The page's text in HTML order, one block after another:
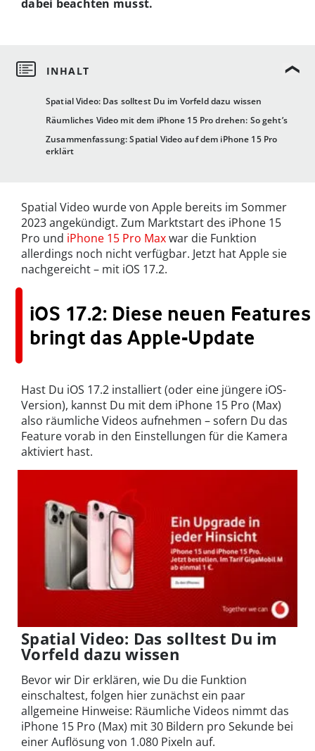
Spatial Video: Das solltest Du im Vorfeld dazu wissen
Räumliches Video mit dem iPhone 15 Pro drehen: So geht’s
Zusammenfassung: Spatial Video auf dem iPhone 15 Pro
erklärt
dabei beachten musst.
Spatial Video wurde von Apple bereits im Sommer
2023 angekündigt. Zum Marktstart des iPhone 15
Pro und iPhone 15 Pro Maxwar die Funktion
allerdings noch nicht verfügbar. Jetzt hat Apple sie
nachgereicht – mit iOS 17.2.
iOS 17.2: Diese neuen Features
bringt das Apple-Update
Hast Du iOS 17.2 installiert (oder eine jüngere iOS-
Version), kannst Du mit dem iPhone 15 Pro (Max)
also räumliche Videos aufnehmen – sofern Du das
Feature vorab in den Einstellungen für die Kamera
aktiviert hast.
Spatial Video: Das solltest Du im
Vorfeld dazu wissen
Bevor wir Dir erklären, wie Du die Funktion
einschaltest, folgen hier zunächst ein paar
allgemeine Hinweise: Räumliche Videos nimmt das
iPhone 15 Pro (Max) mit 30 Bildern pro Sekunde bei
einer Auflösung von 1.080 Pixeln auf.